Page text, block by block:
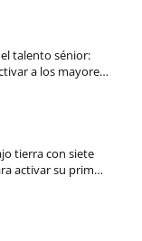
talento sénior:
a los mayore…
tierra con siete
activar su prim…